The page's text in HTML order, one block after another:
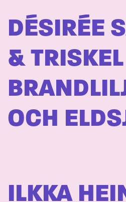
DÉSIRÉE
&
OCH
ILKKA